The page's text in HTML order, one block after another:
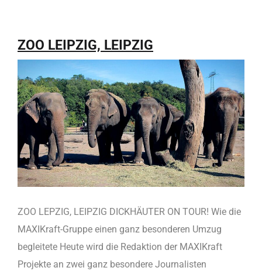
ZOO LEIPZIG, LEIPZIG
ZOO LEPZIG, LEIPZIG DICKHÄUTER ON TOUR! Wie die
MAXIKraft-Gruppe einen ganz besonderen Umzug
begleitete Heute wird die Redaktion der MAXIKraft
Projekte an zwei ganz besondere Journalisten